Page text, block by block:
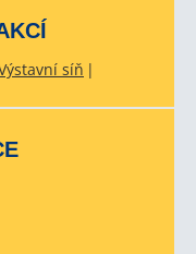
síň